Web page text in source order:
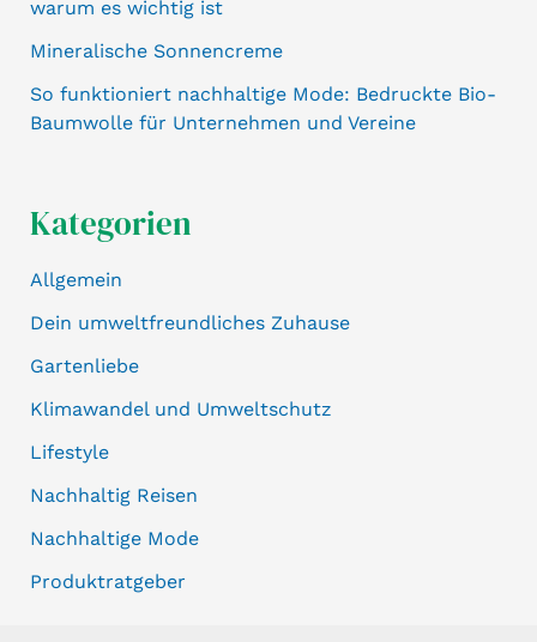
warum es wichtig ist
Mineralische Sonnencreme
So funktioniert nachhaltige Mode: Bedruckte Bio-
Baumwolle für Unternehmen und Vereine
Kategorien
Allgemein
Dein umweltfreundliches Zuhause
Gartenliebe
Klimawandel und Umweltschutz
Lifestyle
Nachhaltig Reisen
Nachhaltige Mode
Produktratgeber